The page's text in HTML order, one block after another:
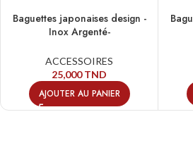
Baguettes japonaises design -
Inox Argenté-
ACCESSOIRES
25,000TND
AJOUTER AU PANIER